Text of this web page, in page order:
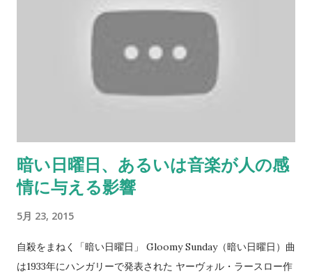
Brontë 「まったく分かち合われなかった幸福は、ほとんど幸
福と呼ぶことはできない。そんなの味もそっけもない」シャー
ロット・ブロンテ “Money may not buy happiness, but I’d
「お金で幸福は買えないでしょう。けど泣くならバスじゃなく
prettiest.” ― Audrey Hepburn 「幸せな娘がいちばん可愛いの
よ」オードリー・ヘップバーン 彼女がそういうならその通りな
のだ。 “To keep the body in good health is a duty…
and clear.” – Buddha 「身体を健康に保つように勤めよ・・・
でなければ心を強く明晰にしておくことはできないだろう」仏
陀 ...
暗い日曜日、あるいは音楽が人の感
情に与える影響
5月 23, 2015
自殺をまねく「暗い日曜日」 Gloomy Sunday（暗い日曜日）曲
は1933年にハンガリーで発表された ヤーヴォル・ラースロー作